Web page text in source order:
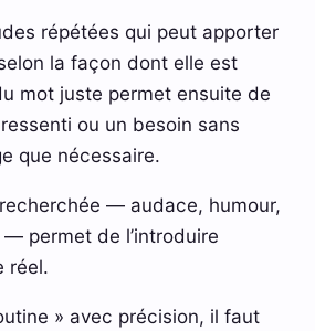
répétées qui peut apporter
la façon dont elle est
mot juste permet ensuite de
ou un besoin sans
que nécessaire.
— audace, humour,
permet de l’introduire
réel.
» avec précision, il faut